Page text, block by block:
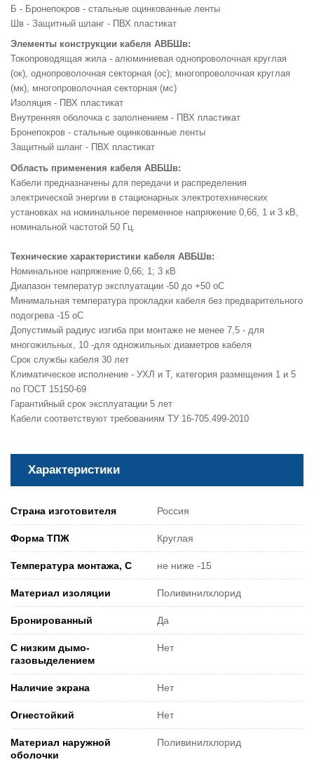
Б - Бронепокров - стальные оцинкованные ленты
Шв - Защитный шланг - ПВХ пластикат
Элементы конструкции кабеля АВБШв:
Токопроводящая жила - алюминиевая однопроволочная круглая
(ок), однопроволочная секторная (ос); многопроволочная круглая
(мк), многопроволочная секторная (мс)
Изоляция - ПВХ пластикат
Внутренняя оболочка с заполнением - ПВХ пластикат
Бронепокров - стальные оцинкованные ленты
Защитный шланг - ПВХ пластикат
Область применения кабеля АВБШв:
Кабели предназначены для передачи и распределения
электрической энергии в стационарных электротехнических
установках на номинальное переменное напряжение 0,66, 1 и 3 кВ,
номинальной частотой 50 Гц.
Технические характеристики кабеля АВБШв:
Номинальное напряжение 0,66; 1; 3 кВ
Диапазон температур эксплуатации -50 до +50 оС
Минимальная температура прокладки кабеля без предварительного
подогрева -15 оС
Допустимый радиус изгиба при монтаже не менее 7,5 - для
многожильных, 10 -для одножильных диаметров кабеля
Срок службы кабеля 30 лет
Климатическое исполнение - УХЛ и Т, категория размещения 1 и 5
по ГОСТ 15150-69
Гарантийный срок эксплуатации 5 лет
Кабели соответствуют требованиям ТУ 16-705.499-2010
Характеристики
Страна изготовителя Россия
Форма ТПЖ Круглая
Температура монтажа, С не ниже -15
Материал изоляции Поливинилхлорид
Бронированный Да
С низким дымо-
газовыделением
Нет
Наличие экрана Нет
Огнестойкий Нет
Материал наружной
оболочки
Поливинилхлорид